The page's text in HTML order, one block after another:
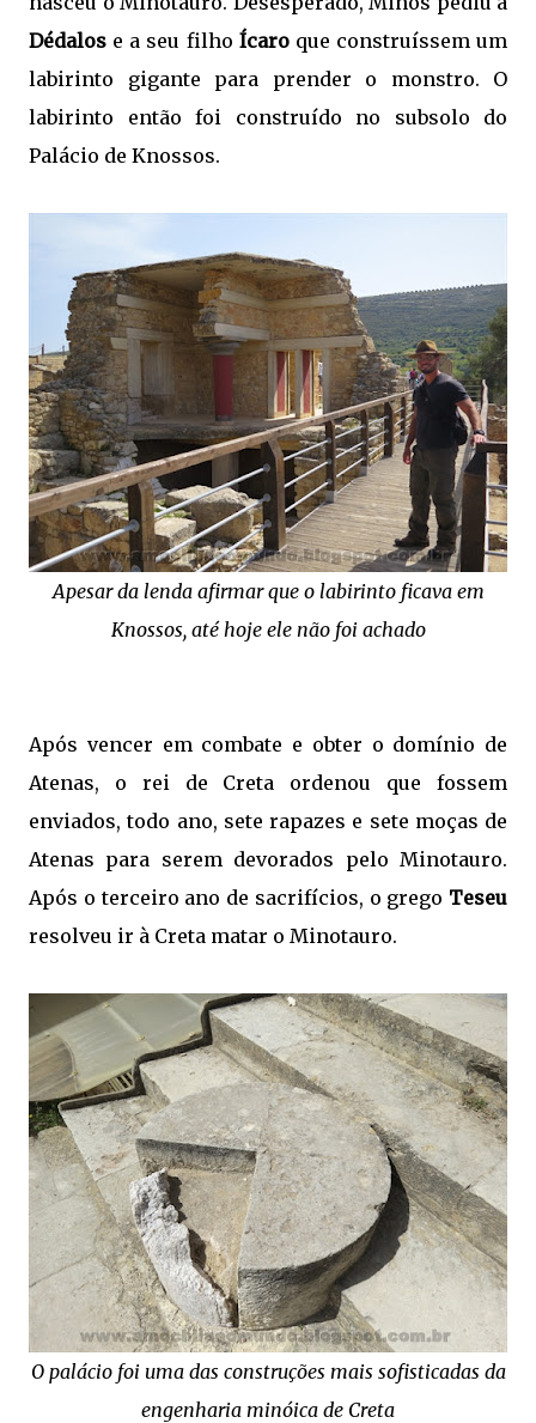
Dédalos e a seu filho Ícaroque construíssem um
labirinto gigante para prender o monstro. O
labirinto então foi construído no subsolo do
Palácio de Knossos.
Apesar da lenda afirmar que o labirinto ficava em
Knossos, até hoje ele não foi achado
Após vencer em combate e obter o domínio de
Atenas, o rei de Creta ordenou que fossem
enviados, todo ano, sete rapazes e sete moças de
Atenas para serem devorados pelo Minotauro.
Após o terceiro ano de sacrifícios, o grego Teseu
resolveu ir à Creta matar o Minotauro.
O palácio foi uma das construções mais sofisticadas da
engenharia minóica de Creta